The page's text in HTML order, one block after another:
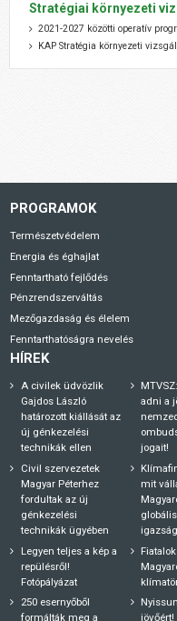
Stratégiai környezeti
2021-2027 közötti operatív
KAP Stratégia környezeti
PROGRAMOK
Természetvédelem
Energia és éghajlat
Fenntartható fejlődés
Pénzrendszerváltás
Mezőgazdaság és élelem
Fenntarthatóságra nevelés
HÍREK
A civilek üdvözlik
Gajdos László
határozott kiállását az
új génkezelési
technikák ellen
Civil szervezetek
Magyar Péterhez
fordultak az új
génkezelési
technikák ügyében
Legyen teljes a kép a
repülésről!
Fotópályázat
250 esernyőből
formálták meg a
adni a
jogait!
mit
globális
Fiatalok